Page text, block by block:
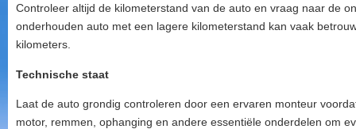
Controleer altijd de kilometerstand van de auto en vraag naar de
onderhouden auto met een lagere kilometerstand kan vaak
kilometers.
Technische staat
Laat de auto grondig controleren door een ervaren monteur
motor, remmen, ophanging en andere essentiële onderdelen om